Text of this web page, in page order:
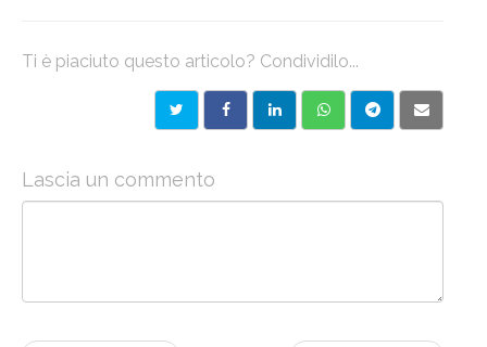
Ti è piaciuto questo articolo? Condividilo...
Lascia un commento